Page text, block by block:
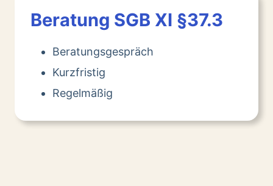
Beratung SGB XI §37.3
Beratungsgespräch
Kurzfristig
Regelmäßig